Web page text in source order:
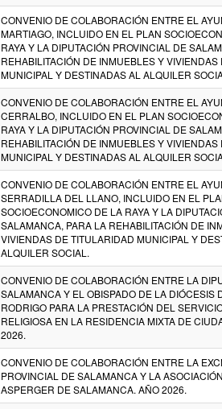
CONVENIO DE COLABORACIÓN ENTRE EL
MARTIAGO, INCLUIDO EN EL PLAN
RAYA Y LA DIPUTACIÓN PROVINCIAL DE
REHABILITACIÓN DE INMUEBLES Y VIVIENDAS
MUNICIPAL Y DESTINADAS AL ALQUILER
CONVENIO DE COLABORACIÓN ENTRE EL
CERRALBO, INCLUIDO EN EL PLAN
RAYA Y LA DIPUTACIÓN PROVINCIAL DE
REHABILITACIÓN DE INMUEBLES Y VIVIENDAS
MUNICIPAL Y DESTINADAS AL ALQUILER
CONVENIO DE COLABORACIÓN ENTRE EL
SERRADILLA DEL LLANO, INCLUIDO EN EL
SOCIOECONOMICO DE LA RAYA Y LA
SALAMANCA, PARA LA REHABILITACIÓN DE
VIVIENDAS DE TITULARIDAD MUNICIPAL Y
ALQUILER SOCIAL.
CONVENIO DE COLABORACIÓN ENTRE LA
SALAMANCA Y EL OBISPADO DE LA DIÓCESIS
RODRIGO PARA LA PRESTACIÓN DEL
RELIGIOSA EN LA RESIDENCIA MIXTA DE
2026.
CONVENIO DE COLABORACIÓN ENTRE LA
PROVINCIAL DE SALAMANCA Y LA
ASPERGER DE SALAMANCA. AÑO 2026.